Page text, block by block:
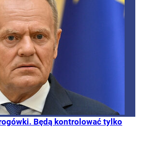
Będą kontrolować tylko